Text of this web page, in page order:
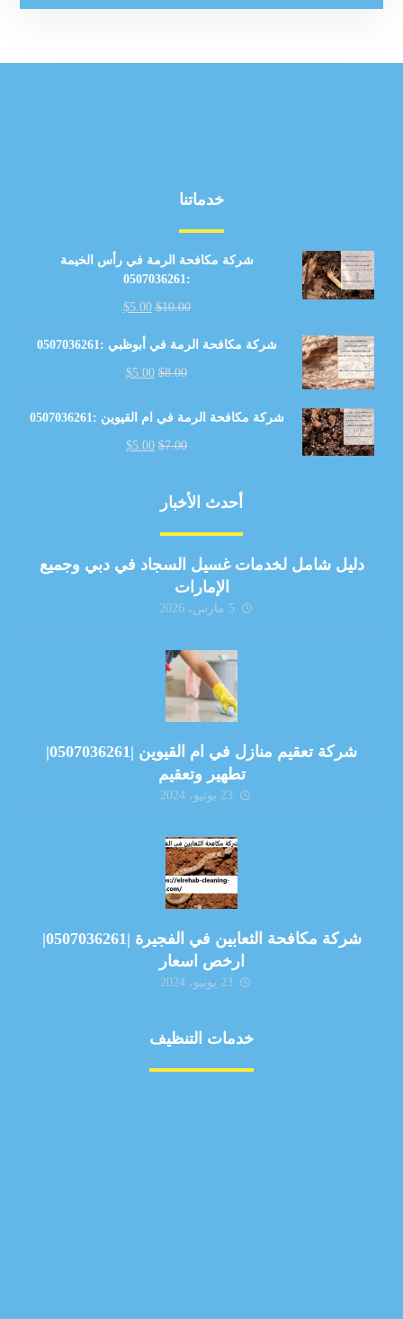
خدماتنا
شركة مكافحة الرمة في رأس الخيمة
:0507036261
$10.00
$5.00
شركة مكافحة الرمة في أبوظبي :0507036261
$8.00
$5.00
شركة مكافحة الرمة في ام القيوين :0507036261
$7.00
$5.00
أحدث الأخبار
دليل شامل لخدمات غسيل السجاد في دبي وجميع
الإمارات
5 مارس، 2026
شركة تعقيم منازل في ام القيوين |0507036261|
تطهير وتعقيم
23 يونيو، 2024
شركة مكافحة الثعابين في الفجيرة |0507036261|
ارخص اسعار
23 يونيو، 2024
خدمات التنظيف